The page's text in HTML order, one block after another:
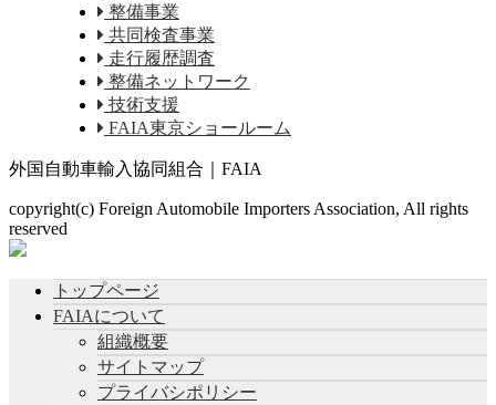
整備事業
共同検査事業
走行履歴調査
整備ネットワーク
技術支援
FAIA東京ショールーム
外国自動車輸入協同組合｜FAIA
copyright(c) Foreign Automobile Importers Association, All rights
reserved
トップページ
FAIAについて
組織概要
サイトマップ
プライバシポリシー